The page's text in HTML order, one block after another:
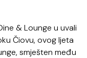
& Lounge u uvali
Čiovu, ovog ljeta
smješten među